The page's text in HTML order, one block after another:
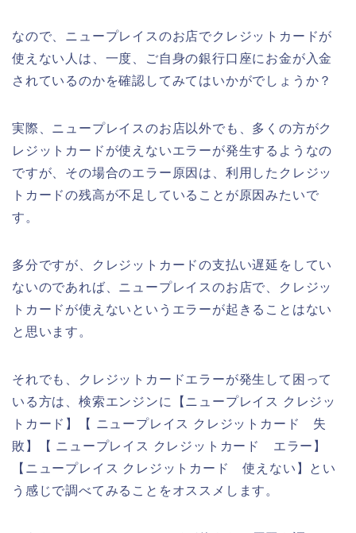
なので、ニュープレイスのお店でクレジットカードが
使えない人は、一度、ご自身の銀行口座にお金が入金
されているのかを確認してみてはいかがでしょうか？
実際、ニュープレイスのお店以外でも、多くの方がク
レジットカードが使えないエラーが発生するようなの
ですが、その場合のエラー原因は、利用したクレジッ
トカードの残高が不足していることが原因みたいで
す。
多分ですが、クレジットカードの支払い遅延をしてい
ないのであれば、ニュープレイスのお店で、クレジッ
トカードが使えないというエラーが起きることはない
と思います。
それでも、クレジットカードエラーが発生して困って
いる方は、検索エンジンに【ニュープレイス クレジッ
トカード】【 ニュープレイス クレジットカード 失
敗】【 ニュープレイス クレジットカード エラー】
【ニュープレイス クレジットカード 使えない】とい
う感じで調べてみることをオススメします。